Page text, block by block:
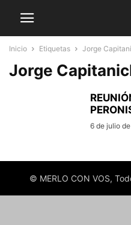
Inicio Etiquetas Jorge
Jorge
6 de julio
© MERLO CON VOS,